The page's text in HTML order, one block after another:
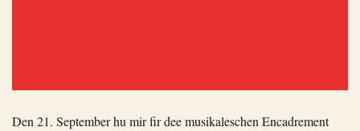
Den 21. September hu mir fir dee musikaleschen Encadrement